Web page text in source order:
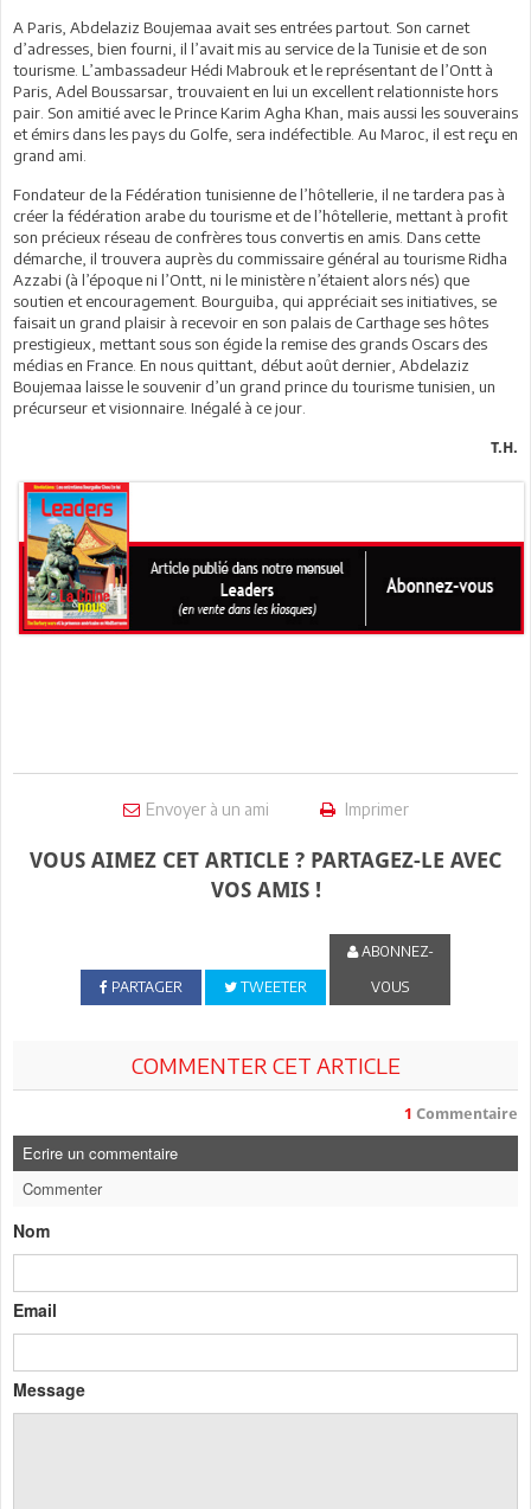
A Paris, Abdelaziz Boujemaa avait ses entrées partout. Son carnet
d’adresses, bien fourni, il l’avait mis au service de la Tunisie et de son
tourisme. L’ambassadeur Hédi Mabrouk et le représentant de l’Ontt à
Paris, Adel Boussarsar, trouvaient en lui un excellent relationniste hors
pair. Son amitié avec le Prince Karim Agha Khan, mais aussi les souverains
et émirs dans les pays du Golfe, sera indéfectible. Au Maroc, il est reçu en
grand ami.
Fondateur de la Fédération tunisienne de l’hôtellerie, il ne tardera pas à
créer la fédération arabe du tourisme et de l’hôtellerie, mettant à profit
son précieux réseau de confrères tous convertis en amis. Dans cette
démarche, il trouvera auprès du commissaire général au tourisme Ridha
Azzabi (à l’époque ni l’Ontt, ni le ministère n’étaient alors nés) que
soutien et encouragement. Bourguiba, qui appréciait ses initiatives, se
faisait un grand plaisir à recevoir en son palais de Carthage ses hôtes
prestigieux, mettant sous son égide la remise des grands Oscars des
médias en France. En nous quittant, début août dernier, Abdelaziz
Boujemaa laisse le souvenir d’un grand prince du tourisme tunisien, un
précurseur et visionnaire. Inégalé à ce jour.
T.H.
Envoyer à un ami Imprimer
VOUS AIMEZ CET ARTICLE ? PARTAGEZ-LE AVEC
VOS AMIS !
PARTAGER TWEETER
ABONNEZ-
VOUS
COMMENTER CET ARTICLE
1 Commentaire
Ecrire un commentaire
Commenter
Nom
Email
Message